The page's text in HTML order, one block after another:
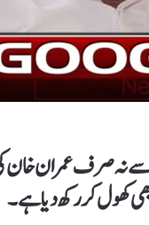
ہونے سے نہ صرف
کھول کر رکھ دیا ہے۔